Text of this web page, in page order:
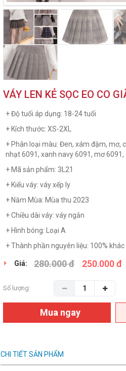
VÁY LEN KẺ SỌC EO CO
+ Độ tuổi áp dụng: 18-24 tuổi
+ Kích thước: XS-2XL
+ Phân loại màu: Đen, xám đậm, mơ,
nhạt 6091, xanh navy 6091, mơ 6091,
+ Mã sản phẩm: 3L21
+ Kiểu váy: váy xếp ly
+ Năm Mùa: Mùa thu 2023
+ Chiều dài váy: váy ngắn
+ Hình bóng: Loại A
+ Thành phần nguyên liệu: 100% khác
Giá: 280.000 đ 250.000 đ
Số lượng:
Mua ngay
CHI TIẾT SẢN PHẨM